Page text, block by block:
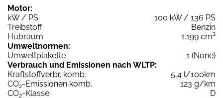
Motor:
kW / PS
100 kW / 136 PS
Treibstoff
Benzin
Hubraum
1.199 cm³
Umweltnormen:
Umweltplakette
1 (None)
Verbrauch und Emissionen nach WLTP:
Kraftstoffverbr. komb.
5,4 l/100km
CO2-Emissionen komb.
123 g/km
CO2-Klasse
D